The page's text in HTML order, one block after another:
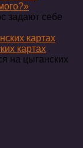
задают себе
картах
на цыганских